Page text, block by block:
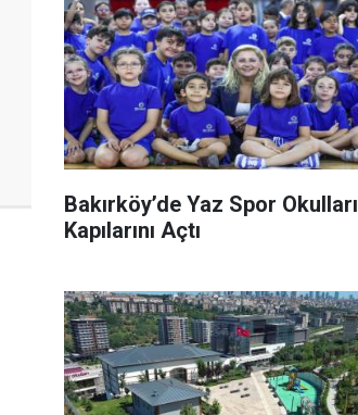
Bakırköy’de Yaz Spor Okulları
Kapılarını Açtı